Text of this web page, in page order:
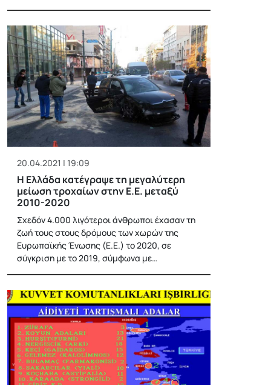
20.04.2021 | 19:09
Η Ελλάδα κατέγραψε τη μεγαλύτερη
μείωση τροχαίων στην Ε.Ε. μεταξύ
2010-2020
Σχεδόν 4.000 λιγότεροι άνθρωποι έχασαν τη
ζωή τους στους δρόμους των χωρών της
Ευρωπαϊκής Ένωσης (Ε.Ε.) το 2020, σε
σύγκριση με το 2019, σύμφωνα με…